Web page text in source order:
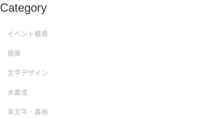
Category
イベント横看
個展
文字デザイン
水書道
筆文字・書画